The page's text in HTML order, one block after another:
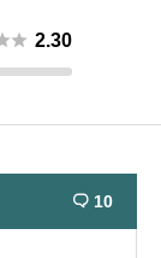
 2.30
 10